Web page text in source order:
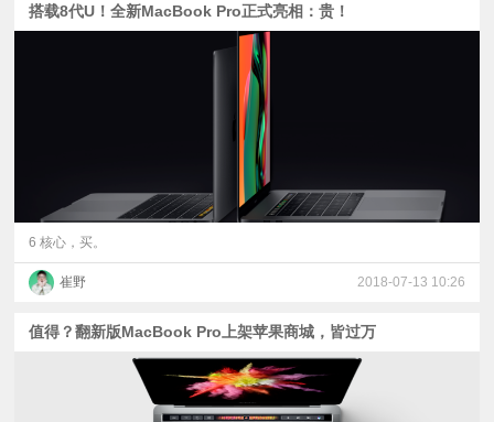
搭载8代U！全新MacBook Pro正式亮相：贵！
6 核心，买。
崔野 2018-07-13 10:26
值得？翻新版MacBook Pro上架苹果商城，皆过万